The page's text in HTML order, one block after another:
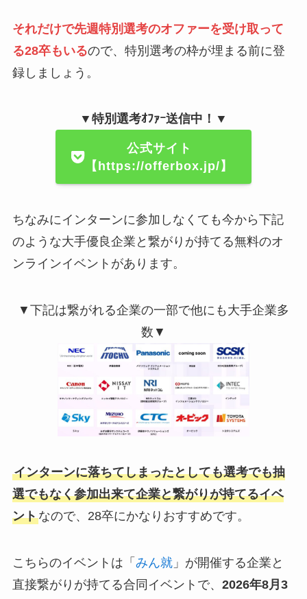
それだけで先週特別選考のオファーを受け取って
る28卒もいるので、特別選考の枠が埋まる前に登
録しましょう。
▼特別選考ｵﾌｧｰ送信中！▼
公式サイト
【https://offerbox.jp/】
ちなみにインターンに参加しなくても今から下記
のような大手優良企業と繋がりが持てる無料のオ
ンラインイベントがあります。
▼下記は繋がれる企業の一部で他にも大手企業多
数▼
インターンに落ちてしまったとしても選考でも抽
選でもなく参加出来て企業と繋がりが持てるイベ
ントなので、28卒にかなりおすすめです。
こちらのイベントは「 みん就」が開催する企業と
直接繋がりが持てる合同イベントで、 2026年8月3